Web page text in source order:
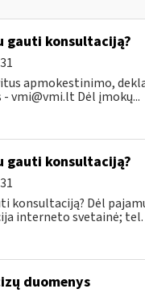
gauti konsultaciją?
apmokestinimo,
-vmi@vmi.ltDėl įmokų...
gauti konsultaciją?
konsultaciją? Dėl
interneto svetainė; tel.
duomenys